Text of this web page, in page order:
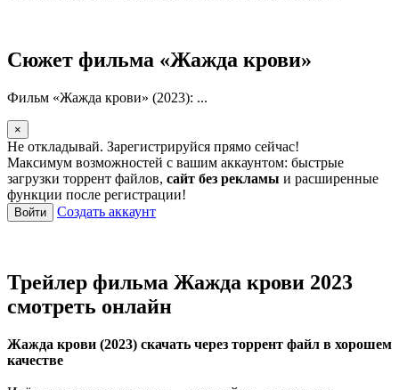
Сюжет фильма «Жажда крови»
Фильм «Жажда крови» (2023): ...
×
Не откладывай. Зарегистрируйся прямо сейчас!
Максимум возможностей с вашим аккаунтом: быстрые
загрузки торрент файлов, сайт без рекламы и расширенные
функции после регистрации!
Войти Создать аккаунт
Трейлер фильма Жажда крови 2023
смотреть онлайн
Жажда крови (2023) скачать через торрент файл в хорошем
качестве